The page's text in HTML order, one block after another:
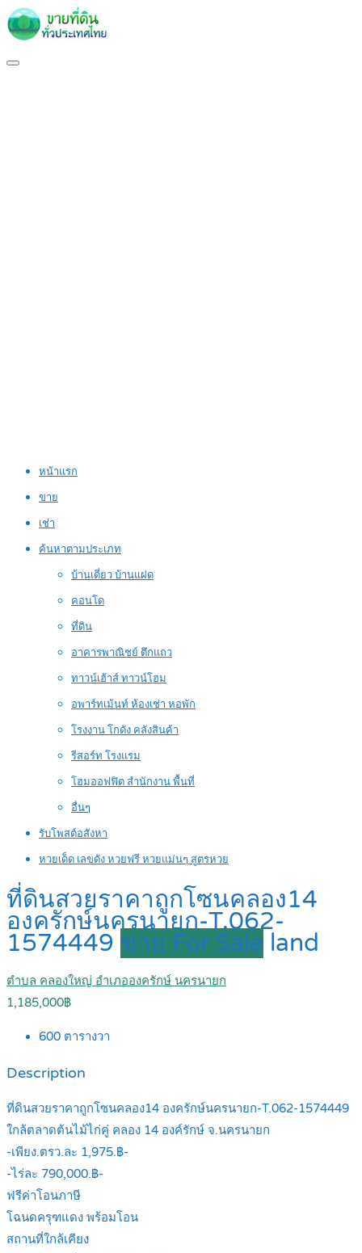
หน้าแรก
ขาย
เช่า
ค้นหาตามประเภท
บ้านเดี่ยว บ้านแฝด
คอนโด
ที่ดิน
อาคารพาณิชย์ ตึกแถว
ทาวน์เฮ้าส์ ทาวน์โฮม
อพาร์ทเม้นท์ ห้องเช่า หอพัก
โรงงาน โกดัง คลังสินค้า
รีสอร์ท โรงแรม
โฮมออฟฟิต สำนักงาน พื้นที่
อื่นๆ
รับโพสต์อสังหา
หวยเด็ด เลขดัง หวยฟรี หวยแม่นๆ สูตรหวย
ที่ดินสวยราคาถูกโซนคลอง14
องครักษ์นครนายก-T.062-
1574449 ขาย For Sale land
ตำบล คลองใหญ่ อำเภอองครักษ์ นครนายก
1,185,000฿
600 ตารางวา
Description
ที่ดินสวยราคาถูกโซนคลอง14 องครักษ์นครนายก-T.062-1574449
ใกล้ตลาดต้นไม้ไก่คู่ คลอง 14 องค์รักษ์ จ.นครนายก
-เพียง.ตรว.ละ 1,975.฿-
-ไร่ละ 790,000.฿-
ฟรีค่าโอนภาษี
โฉนดครุฑแดง พร้อมโอน
สถานที่ใกล้เคียง